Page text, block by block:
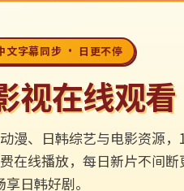
字幕同步 · 日更不停
视在线观看
漫、日韩综艺与电影资源，
在线播放，每日新片不间断
日韩好剧。